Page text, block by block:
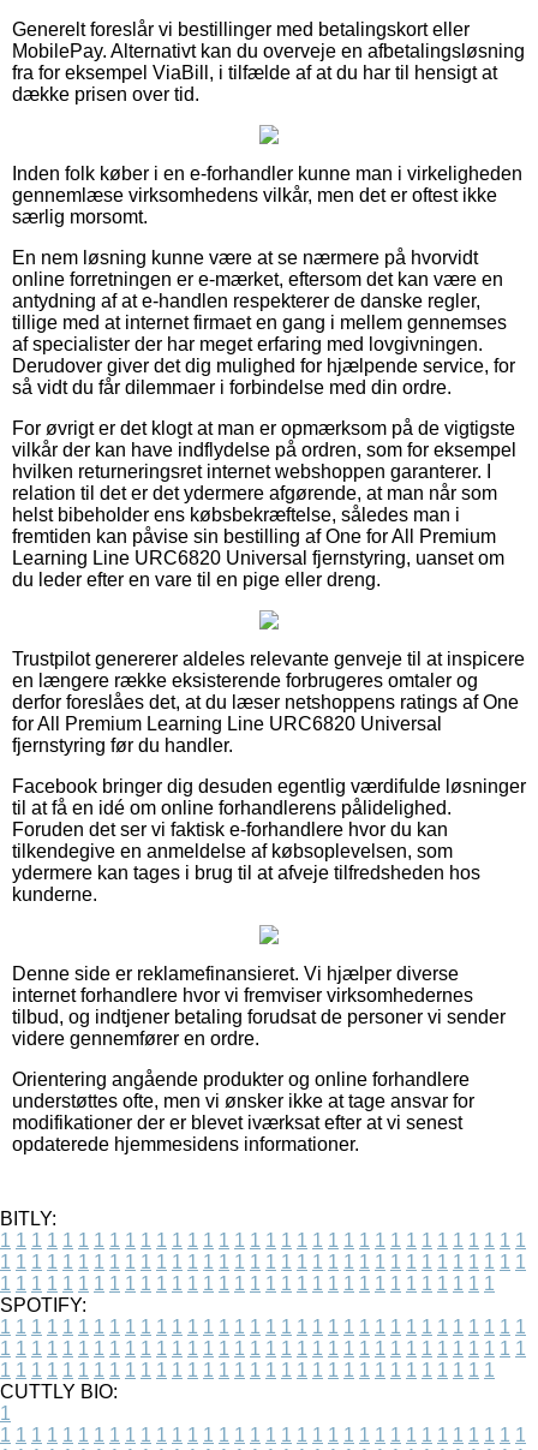
Generelt foreslår vi bestillinger med betalingskort eller
MobilePay. Alternativt kan du overveje en afbetalingsløsning
fra for eksempel ViaBill, i tilfælde af at du har til hensigt at
dække prisen over tid.
Inden folk køber i en e-forhandler kunne man i virkeligheden
gennemlæse virksomhedens vilkår, men det er oftest ikke
særlig morsomt.
En nem løsning kunne være at se nærmere på hvorvidt
online forretningen er e-mærket, eftersom det kan være en
antydning af at e-handlen respekterer de danske regler,
tillige med at internet firmaet en gang i mellem gennemses
af specialister der har meget erfaring med lovgivningen.
Derudover giver det dig mulighed for hjælpende service, for
så vidt du får dilemmaer i forbindelse med din ordre.
For øvrigt er det klogt at man er opmærksom på de vigtigste
vilkår der kan have indflydelse på ordren, som for eksempel
hvilken returneringsret internet webshoppen garanterer. I
relation til det er det ydermere afgørende, at man når som
helst bibeholder ens købsbekræftelse, således man i
fremtiden kan påvise sin bestilling af One for All Premium
Learning Line URC6820 Universal fjernstyring, uanset om
du leder efter en vare til en pige eller dreng.
Trustpilot genererer aldeles relevante genveje til at inspicere
en længere række eksisterende forbrugeres omtaler og
derfor foreslåes det, at du læser netshoppens ratings af One
for All Premium Learning Line URC6820 Universal
fjernstyring før du handler.
Facebook bringer dig desuden egentlig værdifulde løsninger
til at få en idé om online forhandlerens pålidelighed.
Foruden det ser vi faktisk e-forhandlere hvor du kan
tilkendegive en anmeldelse af købsoplevelsen, som
ydermere kan tages i brug til at afveje tilfredsheden hos
kunderne.
Denne side er reklamefinansieret. Vi hjælper diverse
internet forhandlere hvor vi fremviser virksomhedernes
tilbud, og indtjener betaling forudsat de personer vi sender
videre gennemfører en ordre.
Orientering angående produkter og online forhandlere
understøttes ofte, men vi ønsker ikke at tage ansvar for
modifikationer der er blevet iværksat efter at vi senest
opdaterede hjemmesidens informationer.
BITLY:
1 1 1 1 1 1 1 1 1 1 1 1 1 1 1 1 1 1 1 1 1 1 1 1 1 1 1 1 1 1 1 1 1 1
1 1 1 1 1 1 1 1 1 1 1 1 1 1 1 1 1 1 1 1 1 1 1 1 1 1 1 1 1 1 1 1 1 1
1 1 1 1 1 1 1 1 1 1 1 1 1 1 1 1 1 1 1 1 1 1 1 1 1 1 1 1 1 1 1 1
SPOTIFY:
1 1 1 1 1 1 1 1 1 1 1 1 1 1 1 1 1 1 1 1 1 1 1 1 1 1 1 1 1 1 1 1 1 1
1 1 1 1 1 1 1 1 1 1 1 1 1 1 1 1 1 1 1 1 1 1 1 1 1 1 1 1 1 1 1 1 1 1
1 1 1 1 1 1 1 1 1 1 1 1 1 1 1 1 1 1 1 1 1 1 1 1 1 1 1 1 1 1 1 1
CUTTLY BIO:
1
1 1 1 1 1 1 1 1 1 1 1 1 1 1 1 1 1 1 1 1 1 1 1 1 1 1 1 1 1 1 1 1 1 1